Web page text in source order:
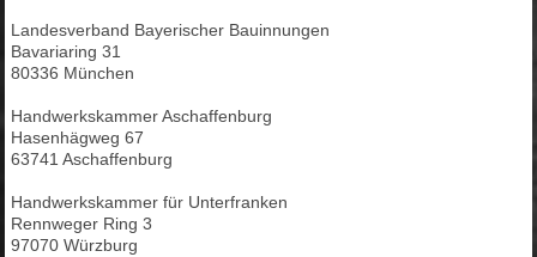
Landesverband Bayerischer Bauinnungen
Bavariaring 31
80336 München
Handwerkskammer Aschaffenburg
Hasenhägweg 67
63741 Aschaffenburg
Handwerkskammer für Unterfranken
Rennweger Ring 3
97070 Würzburg